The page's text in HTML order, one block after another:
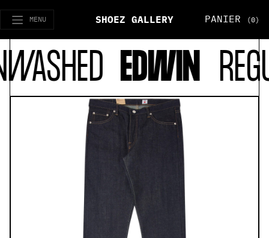
MENU SHOEZ GALLERY PANIER (0)
EDWIN